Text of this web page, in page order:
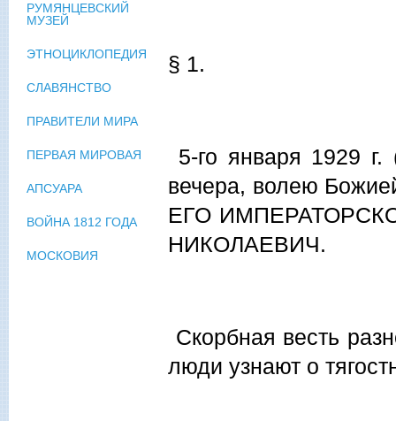
§ 1.
5-го января 1929
вечера, волею
ЕГО
НИКОЛАЕВИЧ.
Скорбная весть
люди узнают о
РУМЯНЦЕВСКИЙ
МУЗЕЙ
ЭТНОЦИКЛОПЕДИЯ
СЛАВЯНСТВО
ПРАВИТЕЛИ МИРА
ПЕРВАЯ МИРОВАЯ
АПСУАРА
ВОЙНА 1812 ГОДА
МОСКОВИЯ